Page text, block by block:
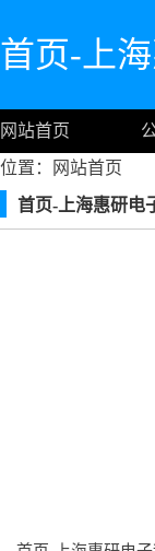
首页-上
网站首页
位置：
网站首页
首页-上海惠研电